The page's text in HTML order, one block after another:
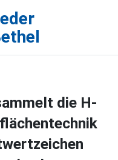
die H-